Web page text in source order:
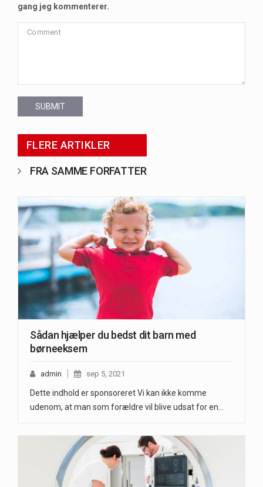
gang jeg kommenterer.
SUBMIT
FLERE ARTIKLER
FRA SAMME FORFATTER
Sådan hjælper du bedst dit barn med
børneeksem
admin sep 5, 2021
Dette indhold er sponsoreret Vi kan ikke komme
udenom, at man som forældre vil blive udsat for en…